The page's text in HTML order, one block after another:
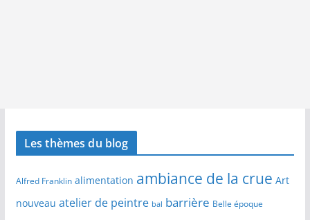
Les thèmes du blog
Alfred Franklin alimentation ambiance de la crue Art
nouveau atelier de peintre bal barrière Belle époque